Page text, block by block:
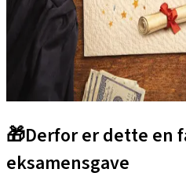
🎁Derfor er dette en
eksamensgave